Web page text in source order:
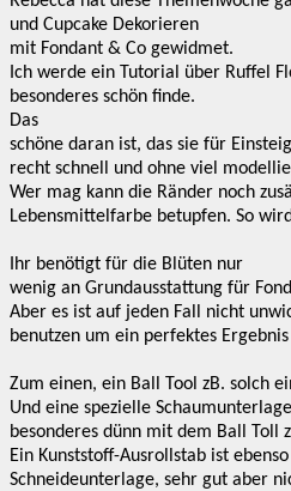
und Cupcake Dekorieren
mit Fondant & Co gewidmet.
Ich werde ein Tutorial über Ruffel
besonderes schön finde.
Das
schöne daran ist, das sie für
recht schnell und ohne viel
Wer mag kann die Ränder noch
Lebensmittelfarbe betupfen. So
Ihr benötigt für die Blüten nur
wenig an Grundausstattung für
Aber es ist auf jeden Fall nicht
benutzen um ein perfektes
Zum einen, ein Ball Tool zB. solch
Und eine spezielle
besonderes dünn mit dem Ball Toll
Ein Kunststoff-Ausrollstab ist
Schneideunterlage, sehr gut aber